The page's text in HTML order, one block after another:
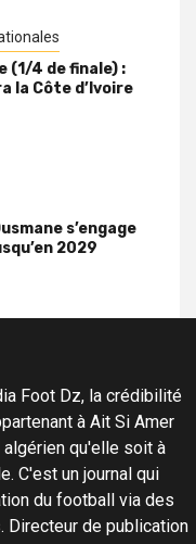
(1/4 de finale) :
la Côte d’Ivoire
s’engage
2029
Foot Dz, la crédibilité
à Ait Si Amer
qu'elle soit à
C'est un journal qui
du football via des
Directeur de publication